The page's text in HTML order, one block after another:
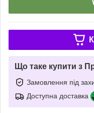
Що таке купити з
Замовлення під
Доступна доставка